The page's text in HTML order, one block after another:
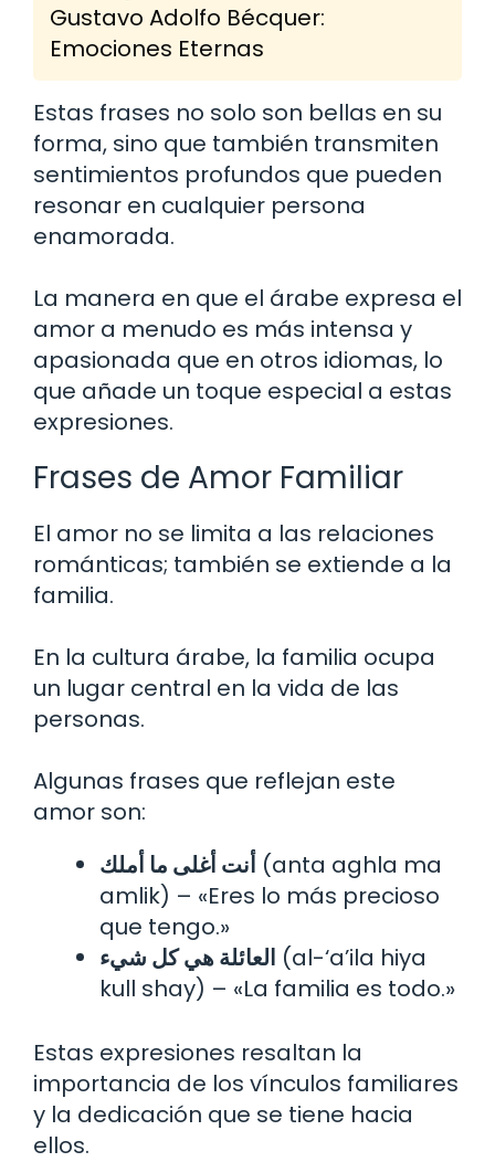
Gustavo Adolfo Bécquer:
Emociones Eternas
Estas frases no solo son bellas en su
forma, sino que también transmiten
sentimientos profundos que pueden
resonar en cualquier persona
enamorada.
La manera en que el árabe expresa el
amor a menudo es más intensa y
apasionada que en otros idiomas, lo
que añade un toque especial a estas
expresiones.
Frases de Amor Familiar
El amor no se limita a las relaciones
románticas; también se extiende a la
familia.
En la cultura árabe, la familia ocupa
un lugar central en la vida de las
personas.
Algunas frases que reflejan este
amor son:
أنت أغلى ما أملك (anta aghla ma
amlik) – «Eres lo más precioso
que tengo.»
العائلة هي كل شيء (al-‘a’ila hiya
kull shay) – «La familia es todo.»
Estas expresiones resaltan la
importancia de los vínculos familiares
y la dedicación que se tiene hacia
ellos.